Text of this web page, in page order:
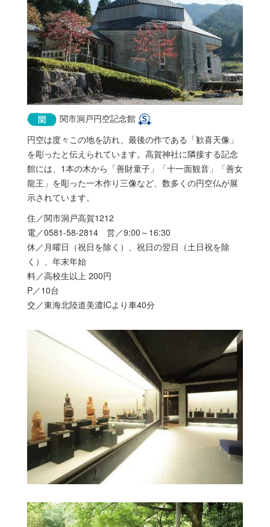
関市洞戸円空記念館
円空は度々この地を訪れ、最後の作である「歓喜天像」
を彫ったと伝えられています。高賀神社に隣接する記念
館には、1本の木から「善財童子」「十一面観音」「善女
龍王」を彫った一木作り三像など、数多くの円空仏が展
示されています。
住／関市洞戸高賀1212
電／0581-58-2814 営／9:00～16:30
休／月曜日（祝日を除く）、祝日の翌日（土日祝を除
く）、年末年始
料／高校生以上 200円
P／10台
交／東海北陸道美濃ICより車40分